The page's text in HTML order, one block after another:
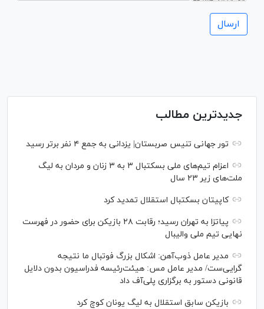
جدیدترین مطالب
تور جهانی تنیس صربستان| یزدانی به جمع ۴ نفر برتر رسید
اعزام تیم‌های ملی بسکتبال ۳ به ۳ زنان و مردان به لیگ
ملت‌های زیر ۲۳ سال
کاپیتان بسکتبال استقلال تمدید کرد
پیاتزا به تهران رسید؛ رقابت ۲۸ بازیکن برای حضور در فهرست
نهایی تیم ملی والیبال
مدیر عامل ذوب‌آهن: اشکال بزرگ فوتبال ما نتیجه
گرایی‌ست/ مدیر عامل مس: هیئت‌رئیسه فدراسیون بدون دلایل
قانونی دستور به برگزاری پلی‌آف داد
بازیکن سابق استقلال به لیگ یونان کوچ کرد